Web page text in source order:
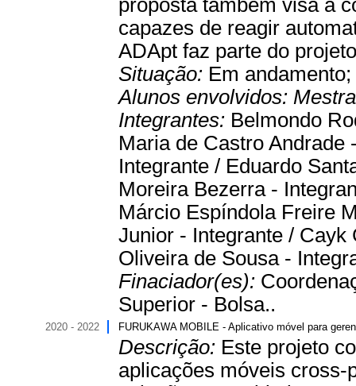
proposta também visa a
capazes de reagir
ADApt faz parte do
Situação: Em andamento;
Alunos envolvidos:
Integrantes: Belmondo
Maria de Castro Andrade
Integrante / Eduardo
Moreira Bezerra -
Márcio Espíndola Freire
Junior - Integrante / Cayk
Oliveira de Sousa -
Finaciador(es):
Superior - Bolsa..
2020 - 2022 FURUKAWA MOBILE - Aplicativo móvel para
Descrição: Este projeto
aplicações móveis cross-